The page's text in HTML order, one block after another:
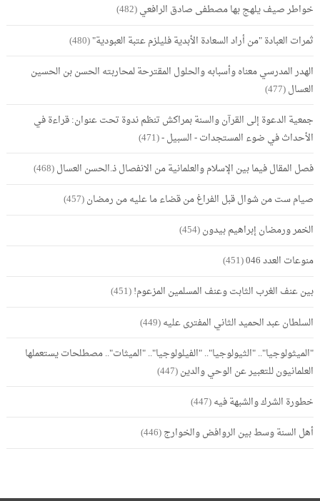
خواطر صيف يلهج بها مصطفى صادق الرافعي(482)
ثمرات العبادة "من أراد السعادة الأبدية فليلزم عتبة العبودية"(480)
الهدر المدرسي معناه وأسبابه والحلول المقترحة لمحاربته الحسن بن الحسين
العسال(477)
جمعية الدعوة إلى القرآن والسنة بمراكش تنظم ندوة تحت عنوان: قراءة في
الأحداث في ضوء المستجدات - السبيل -(471)
فصل المقال فيما بين الإسلام والعلمانية من الانفصال ذ.الحسن العسال(468)
صيام ست من شوال قبل الفراغ من قضاء ما عليه من رمضان(457)
الخمر ورمضان إبراهيم بيدون(454)
منوعات العدد 046
(451)
بين عنف الغرب الثابت وعنف المسلمين المزعوم!(451)
السلطان عبد الحميد الثاني المفترى عليه(449)
"الميثولوجيا".. "الثيولوجيا".. "الفيلولوجيا".. "الميثات".. مصطلحات يستعملها
العلمانيون للتعبير عن الوحي والدين(447)
خطورة الشرك والشبهة فيه(447)
أهل السنة وسط بين الروافض والخوارج(446)